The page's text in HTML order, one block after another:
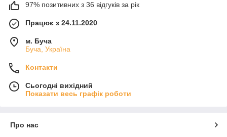
97% позитивних з 36 відгуків за рік
Працює з 24.11.2020
м. Буча
Буча, Україна
Контакти
Сьогодні вихідний
Показати весь графік роботи
Про нас